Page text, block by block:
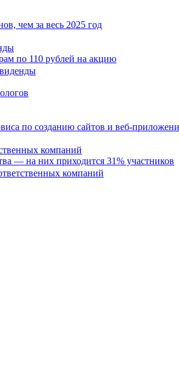
чем за весь 2025 год
по 110 рублей на акцию
по созданию сайтов и веб-
компаний
— на них приходится 31% участников